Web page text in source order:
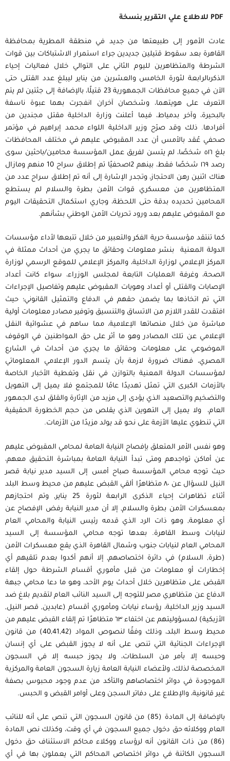
عادت الأمور إلى طبيعتها من جديد في منطقة المطرية بمحافظة
القاهرة بعد سقوط قتيلين جديدين جراء استمرار الاشتباكات بين قوات
الشرطة والمتظاهرين لليوم الثاني على التوالي خلال فعاليات إحياء
الذكرىالرابعة لثورة الخامس والعشرين من يناير ليبلغ عدد القتلى حتى
الآن في جميع محافظات الجمهورية 23 قتيلًا، بالإضافة إلى جثتين لم يتم
التعرف على هويتهما، وشخصان آخران انفجرت بهما عبوة ناسفة
بالبحيرة، وآخر بدمياط، فيما أعلنت وزارة الداخلية مقتل مجندين من
أفرادها. ذلك وقد صرّح وزير الداخلية اللواء محمد إبراهيم في مؤتمر
صحفي عُقد بالأمس أن عدد المقبوض عليهم في مختلف المحافظات
بلغ ٥١٦ شخصًا، لم يتسن لفريق عمل المؤسسة محامين/باحثين سوى
رصد ١٦٩ شخصًا فقط، بينهم ١2صحفيًا تم إطلاق سراح 10 منهم ومازال
هناك اثنين رهن الاحتجاز، وتجدر الإشارة إلى أنه تم إطلاق سراح عدد من
المتظاهرين من معسكري قوات الأمن بطرة والسلام لم يستطع
المحامين تحديده بدقة حتى اللحظة، وجاري استكمال التحقيقات اليوم
مع المقبوض عليهم بعد ورود تحريات الأمن الوطني بشأنهم.
كما تنتقد مؤسسة حرية الفكر والتعبير من خلال تتبعها لأداء مؤسسات
الدولة المعنية بنشر معلومات وحقائق ما يجري من أحداث ممثلة في
المركز الإعلامي لوزارة الداخلية، والمركز الإعلامي للموقع الرسمي لوزارة
الصحة، وغرفة العمليات التابعة لمجلس الوزراء، سواء كانت أعداد
الإصابات والقتلى أو أعداد وهويات المقبوض عليهم وتفاصيل الإجراءات
التي تم اتخاذها بما يضمن حقهم في الدفاع والتمثيل القانوني؛ حيث
افتقدت للقدر اللازم من الاتساق والتنسيق وتوفير مصادر معلومات أولية
مباشرة من خلال منصاتها الإعلامية، مما ساهم في عشوائية النقل
الإعلامي عن تلك المصادر وهو ما أثر على حق المواطنين في الوقوف
الموضوعي على معلومات وحقائق ما يجري من أحداث في الشارع
المصري، فهناك ضرورة لازمة بأن يتسم الدور الإعلامي المعلوماتي
لمؤسسات الدولة المعنية بالتوازن في نقل وتغطية الأخبار الخاصة
بالأزمات الكبرى التي تمثل تهديدًا عامًا للمجتمع فلا يميل إلى التهويل
والتضخيم والتصعيد الذي يؤدى إلى مزيد من الإثارة والقلق لدى الجمهور
العام، ولا يميل إلى التهوين الذي يقلص من حجم الخطورة الحقيقية
التي تنطوي عليها الأزمة على نحو قد يولد مزيدًا من الأزمات.
وهو نفس الأمر المتعلق بإفصاح النيابة العامة لمحامي المقبوض عليهم
عن أماكن تواجدهم ومتى تبدأ النيابة العامة بمباشرة التحقيق معهم،
حيث توجه محامي المؤسسة صباح أمس إلى السيد مدير نيابة قصر
النيل للسؤال عن ٨٠ متظاهرًا ألقي القبض عليهم من محيط وسط البلد
أثناء تظاهرات إحياء الذكرى الرابعة لثورة 25 يناير, وتم احتجازهم
بمعسكرات الأمن بطرة والسلام, إلا أن مدير النيابة رفض الإفصاح عن
أي معلومة, وهو ذات الرد الذي قدمه رئيس النيابة والمحامي العام
لنيابات وسط القاهرة. بعدها توجه محامي المؤسسة إلى السيد
المحامي العام لنيابات جنوب وشمال القاهرة الذي يقع معسكرات الأمن
(طرة, السلام) في دائرة اختصاصهم, إلا أنهم أكدوا بعدم تلقيهم أي
إخطارات أو معلومات من قبل مأموري أقسام الشرطة حول إلقاء
القبض على متظاهرين خلال أحداث يوم الأحد، وهو ما دعا محامي جبهة
الدفاع عن متظاهري مصر للتوجه إلى السيد النائب العام لتقديم بلاغ ضد
السيد وزير الداخلية، رؤساء نيابات ومأموري أقسام (عابدين, قصر النيل,
الأزبكية) لمسؤوليتهم عن اختفاء ٦٣ متظاهرًا تم إلقاء القبض عليهم من
محيط وسط البلد، وذلك وفقًا لنصوص المواد (40,41,42) من قانون
الإجراءات الجنائية التي تنص على أنه لا يجوز القبض على أي إنسان
وحبسه إلا بأمر من السلطات، ولا يجوز حبسه إلا في السجون
المخصصة لذلك، ولأعضاء النيابة العامة زيارة السجون العامة والمركزية
الموجودة في دوائر اختصاصاهم والتأكد من عدم وجود محبوس بصفة
غير قانونية، والإطلاع على دفاتر السجن وعلى أوامر القبض و الحبس.
بالإضافة إلى المادة (85) من قانون السجون التي تنص على أنه للنائب
العام ووكلائه حق دخول جميع السجون في أي وقت، وكذلك نص المادة
(86) من ذات القانون أنه لرؤساء ووكلاء محاكم الاستئناف حق دخول
السجون الكائنة في دوائر اختصاص المحاكم التي يعملون بها في أي